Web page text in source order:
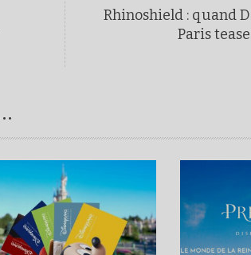
Rhinoshield : quand
Paris tease